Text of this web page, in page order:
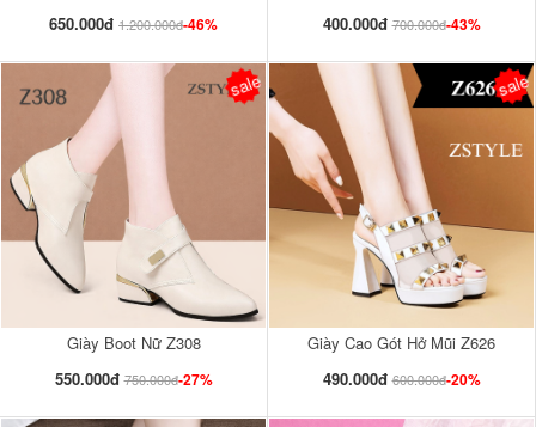
650.000đ 1.200.000đ-46%
400.000đ 700.000đ-43%
Giày Boot Nữ Z308
550.000đ 750.000đ-27%
sale
Giày Cao Gót Hở Mũi Z626
490.000đ 600.000đ-20%
sale